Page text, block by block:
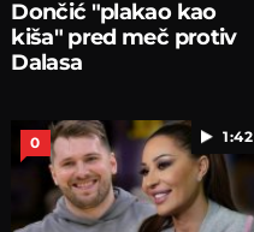
Dončić "plakao kao
kiša" pred meč protiv
Dalasa
1:42
0